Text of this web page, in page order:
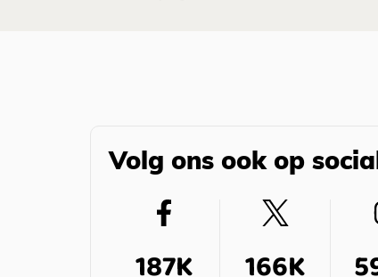
Volg ons ook op
187K 166K